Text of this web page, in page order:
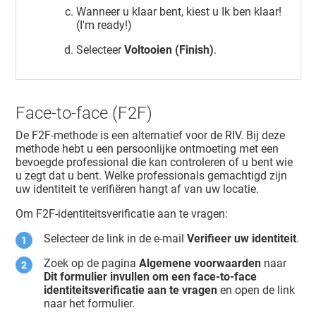
Wanneer u klaar bent, kiest u Ik ben klaar!
(I'm ready!)
SelecteerVoltooien (Finish).
Face-to-face (F2F)
De F2F-methode is een alternatief voor de RIV. Bij deze
methode hebt u een persoonlijke ontmoeting met een
bevoegde professional die kan controleren of u bent wie
u zegt dat u bent. Welke professionals gemachtigd zijn
uw identiteit te verifiëren hangt af van uw locatie.
Om F2F-identiteitsverificatie aan te vragen:
Selecteer de link in de e-mailVerifieer uw identiteit.
Zoek op de paginaAlgemene voorwaarden naar
Dit formulier invullen om een face-to-face
identiteitsverificatie aan te vragen en open de link
naar het formulier.